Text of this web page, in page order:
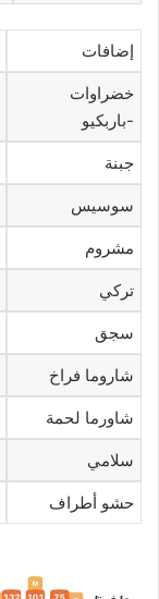
إضافات
خضراوات
-باربكيو
جبنة
سوسيس
مشروم
تركي
سجق
شاروما فراخ
شاورما لحمة
سلامي
حشو أطراف